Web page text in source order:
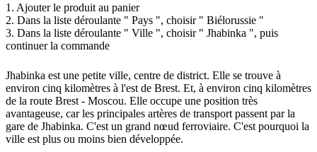
1. Ajouter le produit au panier
2. Dans la liste déroulante " Pays ", choisir " Biélorussie "
3. Dans la liste déroulante " Ville ", choisir " Jhabinka ", puis
continuer la commande
Jhabinka est une petite ville, centre de district. Elle se trouve à
environ cinq kilomètres à l'est de Brest. Et, à environ cinq kilomètres
de la route Brest - Moscou. Elle occupe une position très
avantageuse, car les principales artères de transport passent par la
gare de Jhabinka. C'est un grand nœud ferroviaire. C'est pourquoi la
ville est plus ou moins bien développée.